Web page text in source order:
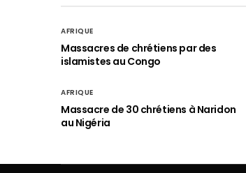
AFRIQUE
Massacres de chrétiens par des
islamistes au Congo
AFRIQUE
Massacre de 30 chrétiens à Naridon
au Nigéria